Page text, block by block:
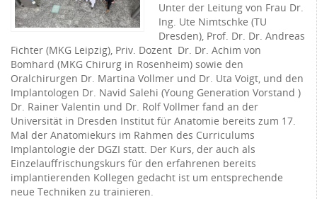
Unter der Leitung von Frau Dr.
Ing. Ute Nimtschke (TU
Dresden), Prof. Dr. Dr. Andreas
Fichter (MKG Leipzig), Priv. Dozent Dr. Dr. Achim von
Bomhard (MKG Chirurg in Rosenheim) sowie den
Oralchirurgen Dr. Martina Vollmer und Dr. Uta Voigt, und den
Implantologen Dr. Navid Salehi (Young Generation Vorstand )
Dr. Rainer Valentin und Dr. Rolf Vollmer fand an der
Universität in Dresden Institut für Anatomie bereits zum 17.
Mal der Anatomiekurs im Rahmen des Curriculums
Implantologie der DGZI statt. Der Kurs, der auch als
Einzelauffrischungskurs für den erfahrenen bereits
implantierenden Kollegen gedacht ist um entsprechende
neue Techniken zu trainieren.